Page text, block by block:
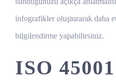
infografikler oluşturarak daha
bilgilendirme yapabilirsiniz.
ISO